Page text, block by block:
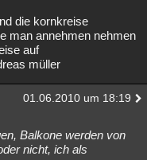
die kornkreise
man annehmen nehmen
auf
müller
01.06.2010 um 18:19
Balkone werden von
nicht, ich als